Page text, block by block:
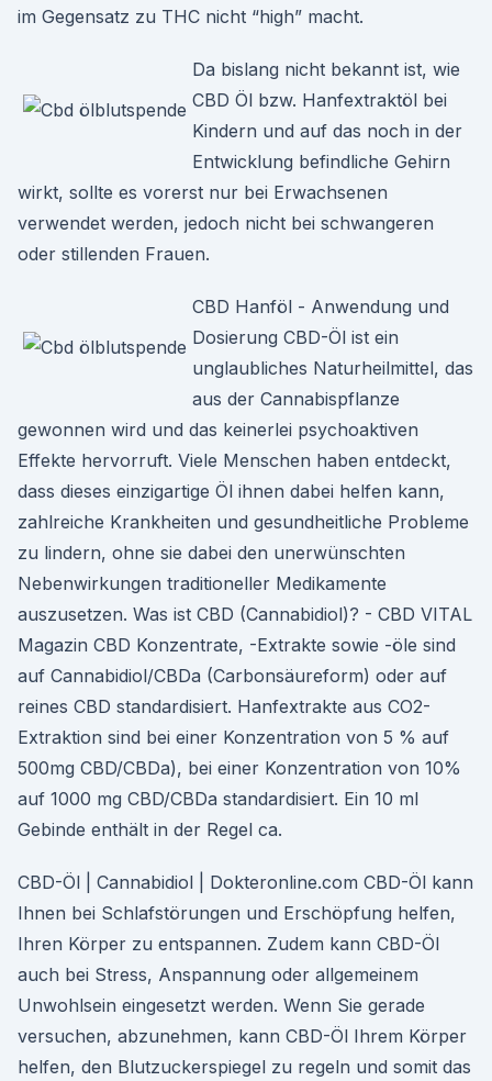
im Gegensatz zu THC nicht “high” macht.
Da bislang nicht bekannt ist, wie
CBD Öl bzw. Hanfextraktöl bei
Kindern und auf das noch in der
Entwicklung befindliche Gehirn
wirkt, sollte es vorerst nur bei Erwachsenen
verwendet werden, jedoch nicht bei schwangeren
oder stillenden Frauen.
CBD Hanföl - Anwendung und
Dosierung CBD-Öl ist ein
unglaubliches Naturheilmittel, das
aus der Cannabispflanze
gewonnen wird und das keinerlei psychoaktiven
Effekte hervorruft. Viele Menschen haben entdeckt,
dass dieses einzigartige Öl ihnen dabei helfen kann,
zahlreiche Krankheiten und gesundheitliche Probleme
zu lindern, ohne sie dabei den unerwünschten
Nebenwirkungen traditioneller Medikamente
auszusetzen. Was ist CBD (Cannabidiol)? - CBD VITAL
Magazin CBD Konzentrate, -Extrakte sowie -öle sind
auf Cannabidiol/CBDa (Carbonsäureform) oder auf
reines CBD standardisiert. Hanfextrakte aus CO2-
Extraktion sind bei einer Konzentration von 5 % auf
500mg CBD/CBDa), bei einer Konzentration von 10%
auf 1000 mg CBD/CBDa standardisiert. Ein 10 ml
Gebinde enthält in der Regel ca.
CBD-Öl | Cannabidiol | Dokteronline.com CBD-Öl kann
Ihnen bei Schlafstörungen und Erschöpfung helfen,
Ihren Körper zu entspannen. Zudem kann CBD-Öl
auch bei Stress, Anspannung oder allgemeinem
Unwohlsein eingesetzt werden. Wenn Sie gerade
versuchen, abzunehmen, kann CBD-Öl Ihrem Körper
helfen, den Blutzuckerspiegel zu regeln und somit das